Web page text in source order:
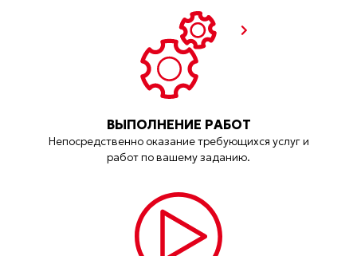
ВЫПОЛНЕНИЕ РАБОТ
Непосредственно оказание требующихся услуг и
работ по вашему заданию.